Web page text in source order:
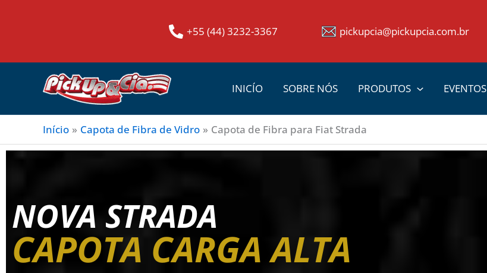
+55 (44) 3232-3367 pickupcia@pickupcia.com.br
INICÍO SOBRE NÓS PRODUTOS EVENTOS
Início Capota de Fibra de Vidro Capota de Fibra para Fiat Strada
NOVA STRADA
CAPOTA CARGA ALTA